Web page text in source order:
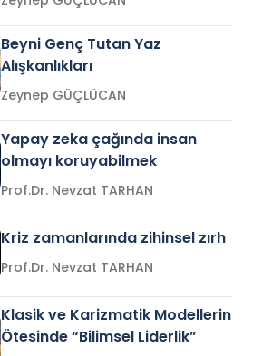
Beyni Genç Tutan Yaz
Alışkanlıkları
Zeynep GÜÇLÜCAN
Yapay zeka çağında insan
olmayı koruyabilmek
Prof.Dr. Nevzat TARHAN
Kriz zamanlarında zihinsel zırh
Prof.Dr. Nevzat TARHAN
Klasik ve Karizmatik Modellerin
Ötesinde “Bilimsel Liderlik”